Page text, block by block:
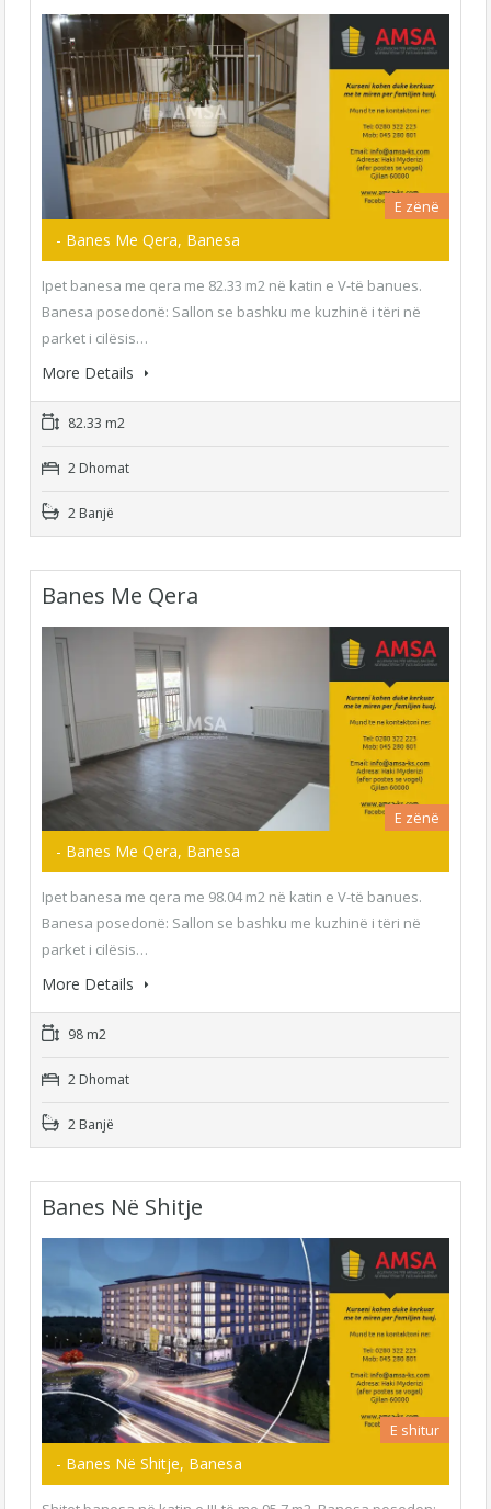
E zënë
- Banes Me Qera, Banesa
Ipet banesa me qera me 82.33 m2 në katin e V-të banues.
Banesa posedonë: Sallon se bashku me kuzhinë i tëri në
parket i cilësis…
More Details
82.33 m2
2 Dhomat
2 Banjë
Banes Me Qera
E zënë
- Banes Me Qera, Banesa
Ipet banesa me qera me 98.04 m2 në katin e V-të banues.
Banesa posedonë: Sallon se bashku me kuzhinë i tëri në
parket i cilësis…
More Details
98 m2
2 Dhomat
2 Banjë
Banes Në Shitje
E shitur
- Banes Në Shitje, Banesa